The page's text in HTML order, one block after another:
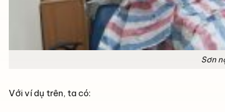
Sơn
Với ví dụ trên, ta có: